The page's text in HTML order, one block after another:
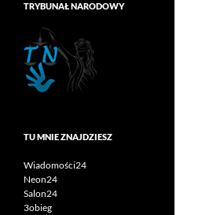
TRYBUNAŁ NARODOWY
TU MNIE ZNAJDZIESZ
Wiadomości24
Neon24
Salon24
3obieg